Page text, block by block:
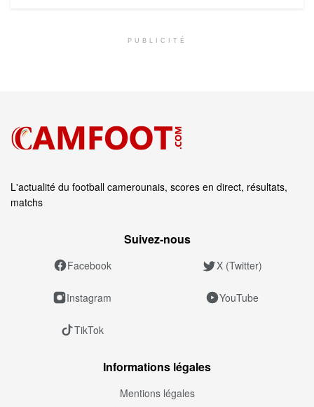
PUBLICITÉ
L'actualité du football camerounais, scores en direct, résultats,
matchs
Suivez‑nous
Facebook X (Twitter)
Instagram YouTube
TikTok
Informations légales
Mentions légales